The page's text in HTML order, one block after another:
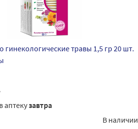
гинекологические травы 1,5 гр 20 шт.
аптекузавтра
В наличии